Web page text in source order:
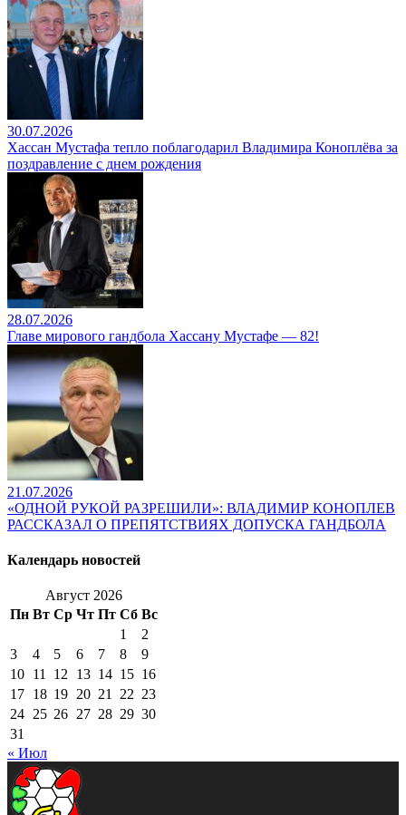
30.07.2026
Хассан Мустафа тепло поблагодарил Владимира Коноплёва за
поздравление с днем рождения
28.07.2026
Главе мирового гандбола Хассану Мустафе — 82!
21.07.2026
«ОДНОЙ РУКОЙ РАЗРЕШИЛИ»: ВЛАДИМИР КОНОПЛЕВ
РАССКАЗАЛ О ПРЕПЯТСТВИЯХ ДОПУСКА ГАНДБОЛА
Календарь новостей
Август 2026
Пн Вт Ср Чт Пт Сб Вс
1
2
3
4 5 6 7 8
9
10 11 12 13 14 15 16
17 18 19 20 21 22 23
24 25 26 27 28 29 30
31
« Июл